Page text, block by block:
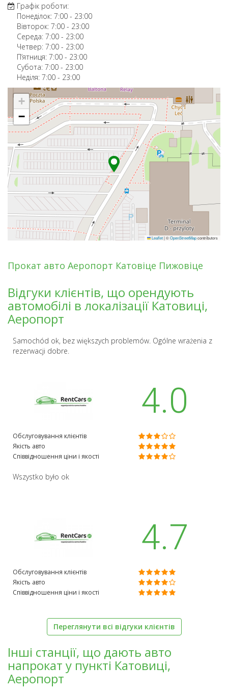
Графік роботи:
Понеділок: 7:00 - 23:00
Вівторок: 7:00 - 23:00
Середа: 7:00 - 23:00
Четвер: 7:00 - 23:00
П’ятниця: 7:00 - 23:00
Субота: 7:00 - 23:00
Неділя: 7:00 - 23:00
+
−
Leaflet|©OpenStreetMapcontributors
Прокат авто Аеропорт Катовіце Пижовіце
Відгуки клієнтів, що орендують
автомобілі в локалізації Катовиці,
Аеропорт
Samochód ok, bez większych problemów. Ogólne wrażenia z
rezerwacji dobre.
4.0
Обслуговування клієнтів
Якість авто
Співвідношення ціни і якості
Wszystko było ok
4.7
Обслуговування клієнтів
Якість авто
Співвідношення ціни і якості
Переглянути всі відгуки клієнтів
Інші станції, що дають авто
напрокат у пункті Катовиці,
Аеропорт